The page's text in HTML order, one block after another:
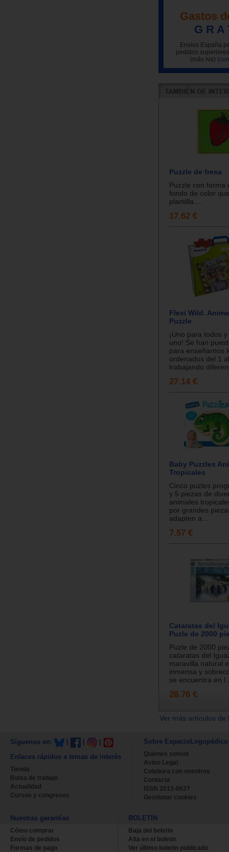
Gastos
G R A
Envíos España
pedidos
(más iva)
Puzzle de fresa
Puzzle con forma
fondo de color
plantilla....
17.62 €
Flexi Wild.
Puzzle
¡Uno para todos
uno! Se han
para enseñarnos
ordenados del 1
trabajando
27.14 €
Baby Puzzles
Tropicales
Cinco puzles
y 5 piezas de
animales
por grandes
adapten a...
7.57 €
Cataratas del
Puzle de 2000
Puzle de 2000
cataratas del
maravilla natural
inmensa y
se encuentra en
28.76 €
Ver más artículos
Síguenos en:
Enlaces rápidos a temas de interés
Tienda
Bolsa de trabajo
Actualidad
Cursos y congresos
Sobre EspacioLogopédico
Quienes somos
Aviso Legal
Colabora con nosotros
Contacta
ISSN 2013-0627
Gestionar cookies
Nuestras garantías
Cómo comprar
Envío de pedidos
Formas de pago
BOLETÍN
Baja del boletin
Alta en el boletin
Ver último boletin publicado